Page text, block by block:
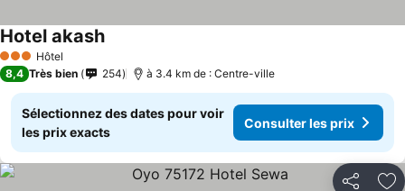
3 ÉtoilesHôtel
Hotel akash
8,4 Très bien 254 à 3.4 km de : Centre-ville
Sélectionnez des dates pour voir
les prix exacts
Consulter les prix